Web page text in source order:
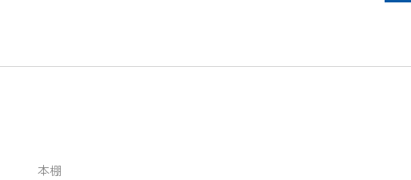
本棚